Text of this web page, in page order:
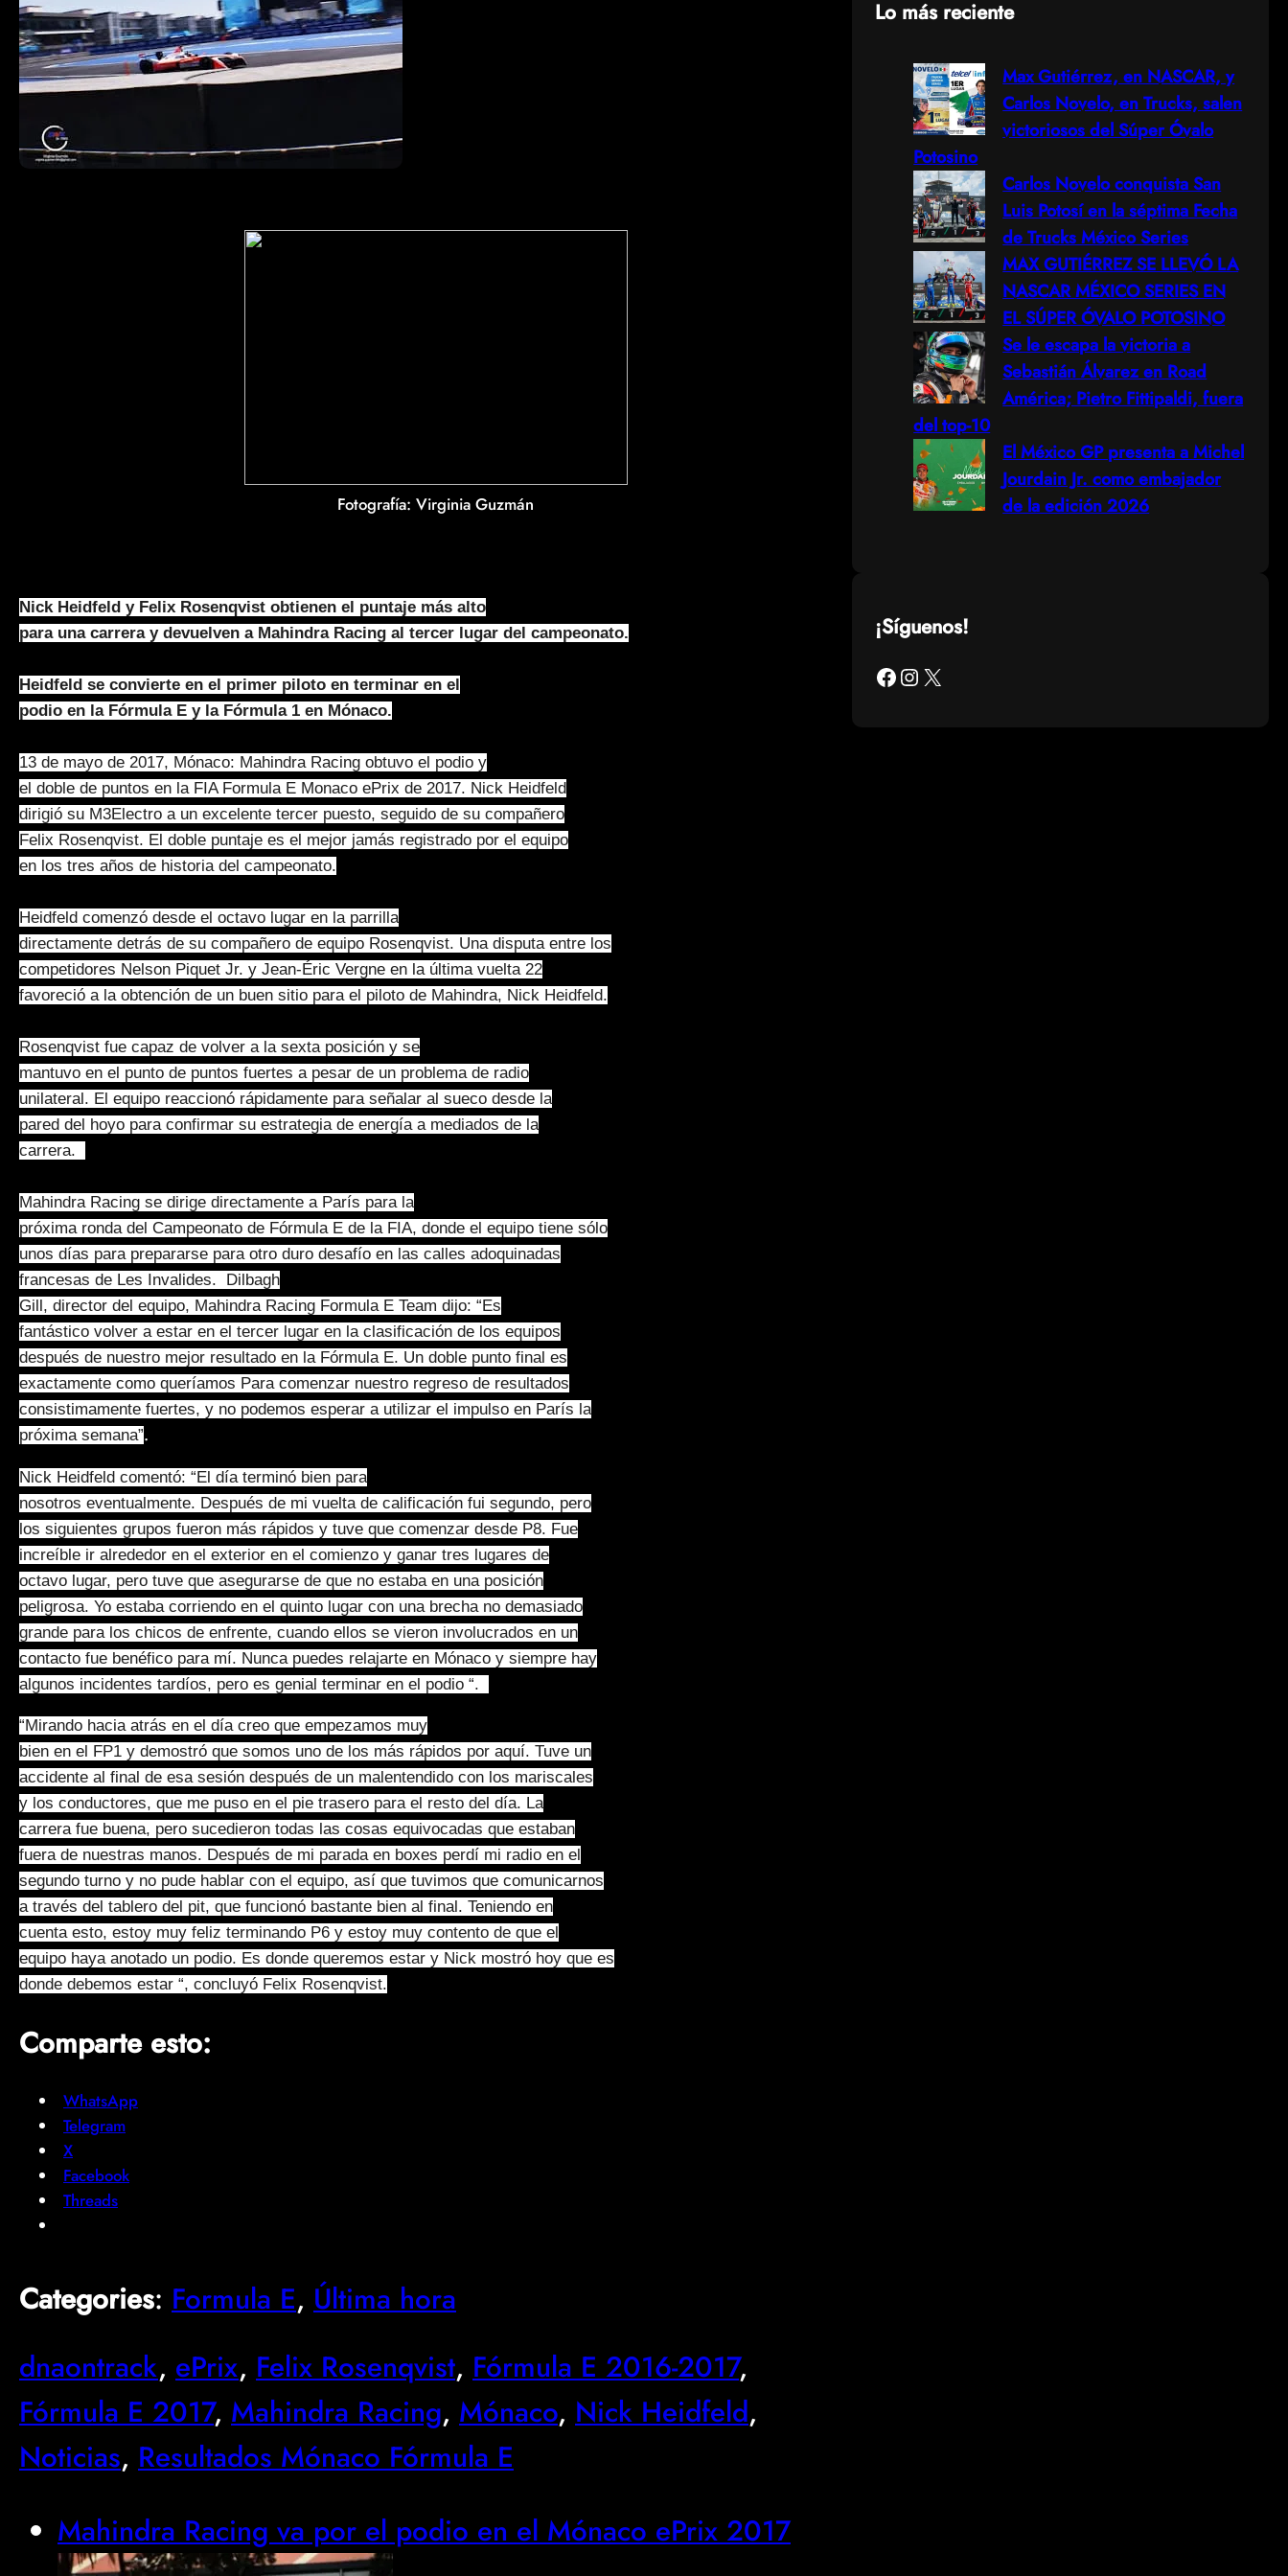
Fotografía: Virginia Guzmán
Nick Heidfeld y Felix Rosenqvist obtienen el puntaje más alto
para una carrera y devuelven a Mahindra Racing al tercer lugar del campeonato.
Heidfeld se convierte en el primer piloto en terminar en el
podio en la Fórmula E y la Fórmula 1 en Mónaco.
13 de mayo de 2017, Mónaco: Mahindra Racing obtuvo el podio y
el doble de puntos en la FIA Formula E Monaco ePrix de 2017. Nick Heidfeld
dirigió su M3Electro a un excelente tercer puesto, seguido de su compañero
Felix Rosenqvist. El doble puntaje es el mejor jamás registrado por el equipo
en los tres años de historia del campeonato.
Heidfeld comenzó desde el octavo lugar en la parrilla
directamente detrás de su compañero de equipo Rosenqvist. Una disputa entre los
competidores Nelson Piquet Jr. y Jean-Éric Vergne en la última vuelta 22
favoreció a la obtención de un buen sitio para el piloto de Mahindra, Nick Heidfeld.
Rosenqvist fue capaz de volver a la sexta posición y se
mantuvo en el punto de puntos fuertes a pesar de un problema de radio
unilateral. El equipo reaccionó rápidamente para señalar al sueco desde la
pared del hoyo para confirmar su estrategia de energía a mediados de la
carrera.
Mahindra Racing se dirige directamente a París para la
próxima ronda del Campeonato de Fórmula E de la FIA, donde el equipo tiene sólo
unos días para prepararse para otro duro desafío en las calles adoquinadas
francesas de Les Invalides. Dilbagh
Gill, director del equipo, Mahindra Racing Formula E Team dijo: “Es
fantástico volver a estar en el tercer lugar en la clasificación de los equipos
después de nuestro mejor resultado en la Fórmula E. Un doble punto final es
exactamente como queríamos Para comenzar nuestro regreso de resultados
consistimamente fuertes, y no podemos esperar a utilizar el impulso en París la
próxima semana”.
Nick Heidfeld comentó: “El día terminó bien para
nosotros eventualmente. Después de mi vuelta de calificación fui segundo, pero
los siguientes grupos fueron más rápidos y tuve que comenzar desde P8. Fue
increíble ir alrededor en el exterior en el comienzo y ganar tres lugares de
octavo lugar, pero tuve que asegurarse de que no estaba en una posición
peligrosa. Yo estaba corriendo en el quinto lugar con una brecha no demasiado
grande para los chicos de enfrente, cuando ellos se vieron involucrados en un
contacto fue benéfico para mí. Nunca puedes relajarte en Mónaco y siempre hay
algunos incidentes tardíos, pero es genial terminar en el podio “.
“Mirando hacia atrás en el día creo que empezamos muy
bien en el FP1 y demostró que somos uno de los más rápidos por aquí. Tuve un
accidente al final de esa sesión después de un malentendido con los mariscales
y los conductores, que me puso en el pie trasero para el resto del día. La
carrera fue buena, pero sucedieron todas las cosas equivocadas que estaban
fuera de nuestras manos. Después de mi parada en boxes perdí mi radio en el
segundo turno y no pude hablar con el equipo, así que tuvimos que comunicarnos
a través del tablero del pit, que funcionó bastante bien al final. Teniendo en
cuenta esto, estoy muy feliz terminando P6 y estoy muy contento de que el
equipo haya anotado un podio. Es donde queremos estar y Nick mostró hoy que es
donde debemos estar “, concluyó Felix Rosenqvist.
Comparte esto:
WhatsApp
Telegram
X
Facebook
Threads
Categories: Formula E, Última hora
dnaontrack, ePrix, Felix Rosenqvist, Fórmula E 2016-2017
Fórmula E 2017, Mahindra Racing, Mónaco, Nick Heidfeld
Noticias, Resultados Mónaco Fórmula E
Mahindra Racing va por el podio en el Mónaco ePrix 2017
Lo más reciente
Max Gutiérrez, en NASCAR, y
Carlos Novelo, en Trucks, salen
victoriosos del Súper Óvalo
Potosino
Carlos Novelo conquista San
Luis Potosí en la séptima Fecha
de Trucks México Series
MAX GUTIÉRREZ SE LLEVÓ LA
NASCAR MÉXICO SERIES EN
EL SÚPER ÓVALO POTOSINO
Se le escapa la victoria a
Sebastián Álvarez en Road
América; Pietro Fittipaldi, fuera
del top-10
El México GP presenta a Michel
Jourdain Jr. como embajador
de la edición 2026
¡Síguenos!
Facebook Instagram X